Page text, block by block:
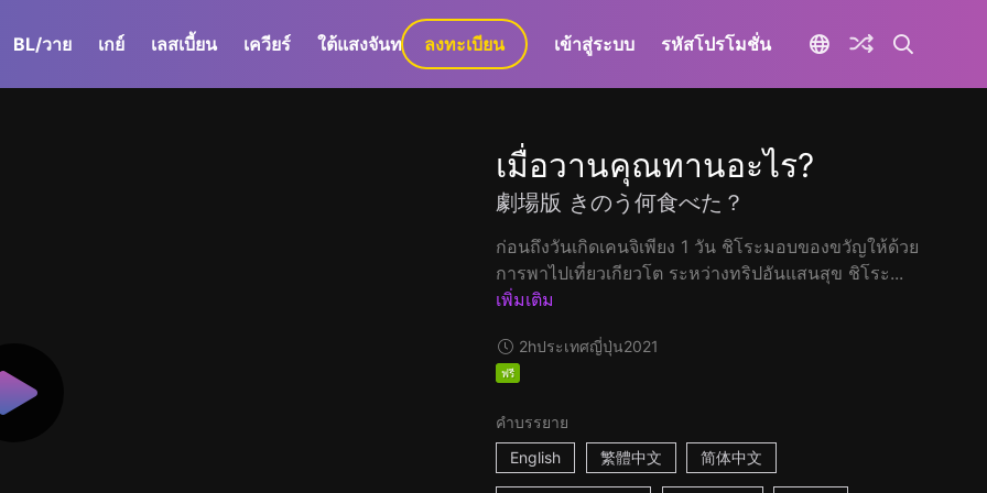
BL/วาย เกย์ เลสเบี้ยน เควียร์ ใต้แสงจันทร์ GaLa+
ลงทะเบียน เข้าสู่ระบบ รหัสโปรโมชั่น
เมื่อวานคุณทานอะไร?
劇場版 きのう何食べた？
ก่อนถึงวันเกิดเคนจิเพียง 1 วัน ชิโระมอบของขวัญให้ด้วย
การพาไปเที่ยวเกียวโต ระหว่างทริปอันแสนสุข ชิโระ...
เพิ่มเติม
2hประเทศญี่ปุ่น2021
ฟรี
คำบรรยาย
English
繁體中文 简体中文